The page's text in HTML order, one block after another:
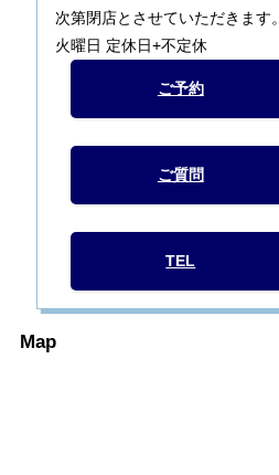
次第閉店とさせていただきます。
火曜日 定休日+不定休
ご予約
ご質問
TEL
Map